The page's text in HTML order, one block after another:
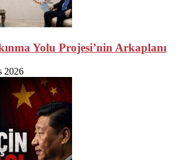
Yolu Projesi’nin Arkaplanı
2026